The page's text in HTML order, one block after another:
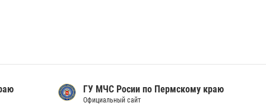
ГУ МЧС Росии по Пермскому краю
Официальный сайт